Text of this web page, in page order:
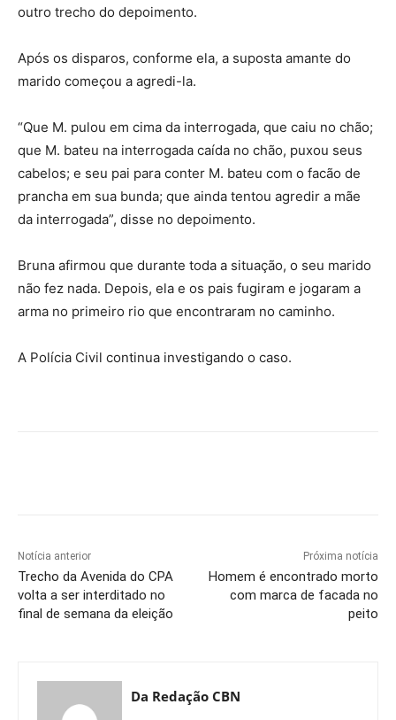
outro trecho do depoimento.
Após os disparos, conforme ela, a suposta amante do
marido começou a agredi-la.
“Que M. pulou em cima da interrogada, que caiu no chão;
que M. bateu na interrogada caída no chão, puxou seus
cabelos; e seu pai para conter M. bateu com o facão de
prancha em sua bunda; que ainda tentou agredir a mãe
da interrogada”, disse no depoimento.
Bruna afirmou que durante toda a situação, o seu marido
não fez nada. Depois, ela e os pais fugiram e jogaram a
arma no primeiro rio que encontraram no caminho.
A Polícia Civil continua investigando o caso.
Notícia anterior
Trecho da Avenida do CPA
volta a ser interditado no
final de semana da eleição
Próxima notícia
Homem é encontrado morto
com marca de facada no
peito
Da Redação CBN